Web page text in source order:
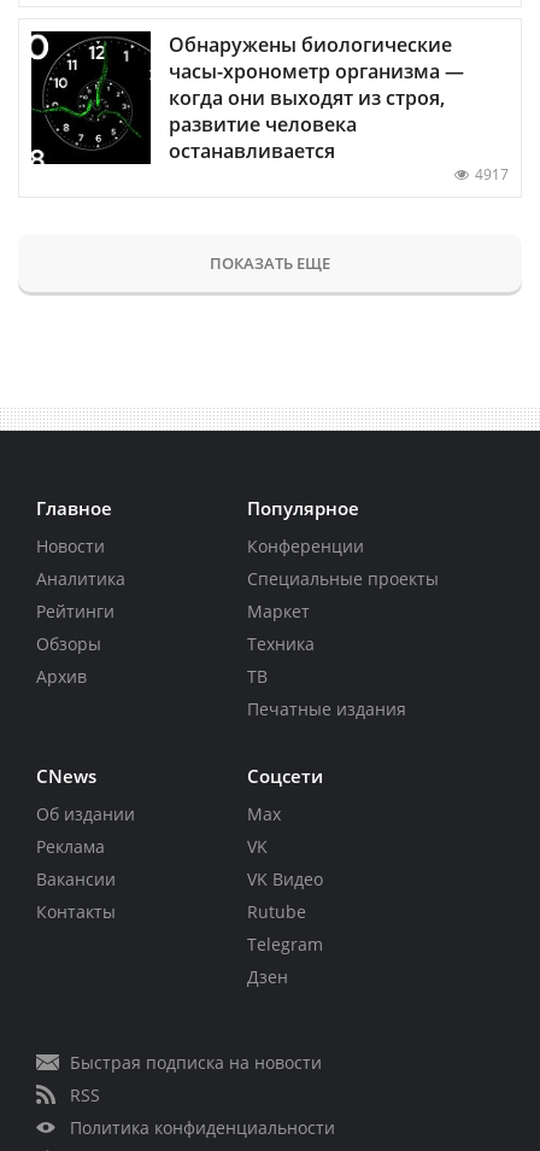
Обнаружены биологические
часы-хронометр организма —
когда они выходят из строя,
развитие человека
останавливается
4917
ПОКАЗАТЬ ЕЩЕ
Главное
Новости
Аналитика
Рейтинги
Обзоры
Архив
Популярное
Конференции
Специальные проекты
Маркет
Техника
ТВ
Печатные издания
CNews
Об издании
Реклама
Вакансии
Контакты
Соцсети
Max
VK
VK Видео
Rutube
Telegram
Дзен
Быстрая подписка на новости
RSS
Политика конфиденциальности